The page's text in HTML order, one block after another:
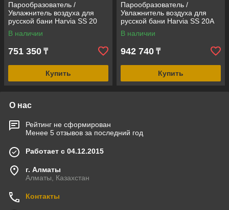
Работаем и организовываем отправку по
всей территории Республики Казахстан.
«WELLNESS» - для тех, кто из лучшего
выбирает исключительное!
Парообразователь /
Увлажнитель воздуха для
русской бани Harvia SS 20
(мощность = 2 кВт, 2,5 кг/час)
В наличии
751 350 ₸
Купить
Парообразователь /
Увлажнитель воздуха для
русской бани Harvia SS 20A
Auto (мощность = 2 кВт, 2,5
кг/час)
В наличии
942 740 ₸
Купить
О нас
Рейтинг не сформирован
Менее 5 отзывов за последний год
Работает с 04.12.2015
г. Алматы
Алматы, Казахстан
Контакты